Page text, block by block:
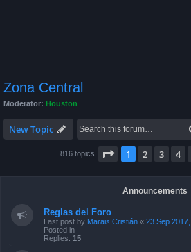
Zona Central
Moderator: Houston
New Topic
816 topics Page 1of 17
1 2 3 4
Announcements
Reglas del Foro
Last post by Marais Cristián « 23 Sep
Posted in
Replies: 15